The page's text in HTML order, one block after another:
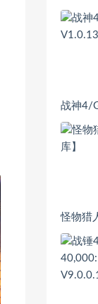
战神4/
怪物猎